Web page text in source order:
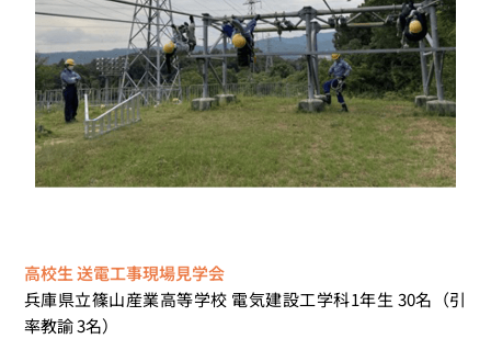
高校生 送電工事現場見学会
兵庫県立篠山産業高等学校 電気建設工学科1年生 30名（引
率教諭 3名）